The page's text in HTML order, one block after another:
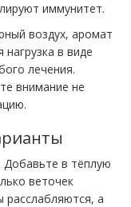
иммунитет.
воздух, аромат
в виде
лечения.
внимание не
Добавьте в тёплую
веточек
а